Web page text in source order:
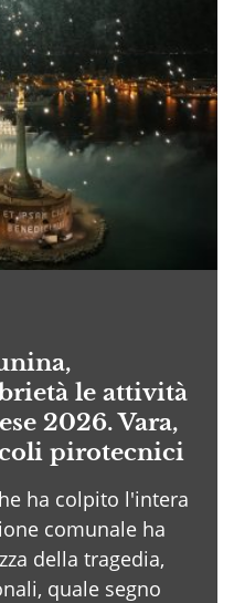
le attività
2026. Vara,
pirotecnici
ha colpito l'intera
comunale ha
della tragedia,
quale segno